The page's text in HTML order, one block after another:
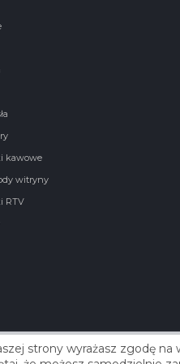
kawowe
witryny
RTV
strony wyrażasz zgodę